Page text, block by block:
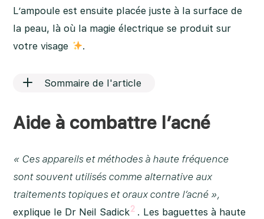
L’ampoule est ensuite placée juste à la surface de
la peau, là où la magie électrique se produit sur
votre visage
.
Sommaire de l'article
Aide à combattre l’acné
« Ces appareils et méthodes à haute fréquence
sont souvent utilisés comme alternative aux
traitements topiques et oraux contre l’acné »,
explique le Dr Neil Sadick2 . Les baguettes à haute